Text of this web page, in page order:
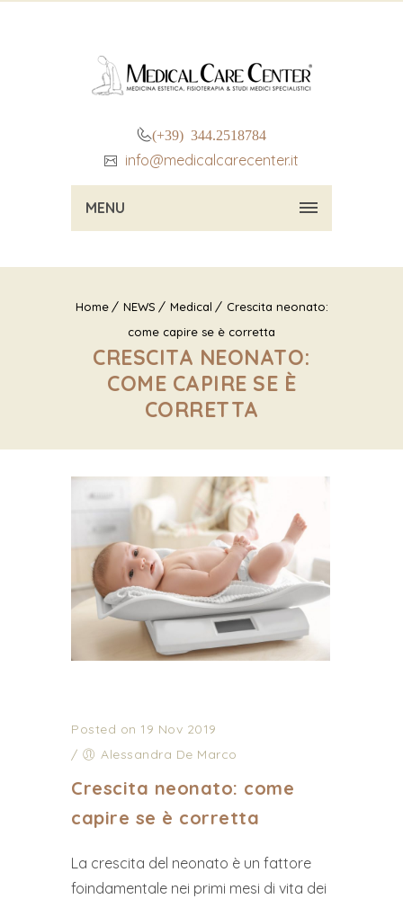
(+39) 344.2518784
info@medicalcarecenter.it
MENU
Home NEWS Medical
Crescita neonato:
come capire se è corretta
CRESCITA NEONATO:
COME CAPIRE SE È
CORRETTA
Posted on 19 Nov 2019
/
Alessandra De Marco
Crescita neonato: come
capire se è corretta
La crescita del neonato è un fattore
foindamentale nei primi mesi di vita dei